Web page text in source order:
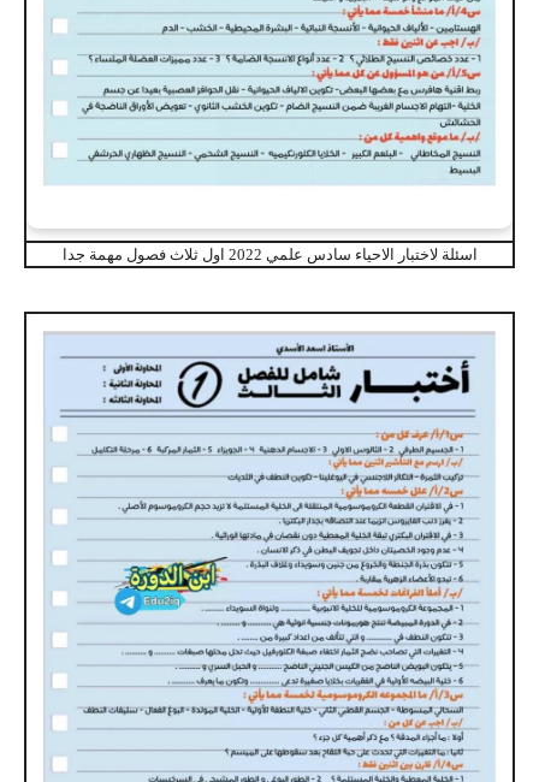
اسئلة لاختبار الاحياء سادس علمي 2022 اول ثلاث فصول مهمة جدا